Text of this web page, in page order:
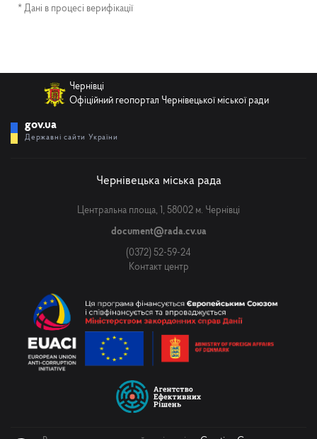
* Дані в процесі верифікації
Чернівці
Офіційний геопортал Чернівецької міської ради
gov.ua
Державні сайти України
Чернівецька міська рада
Центральна площа, 1, 58002 м. Чернівці
document@rada.cv.ua
(0372) 52-59-24
Контакт центр